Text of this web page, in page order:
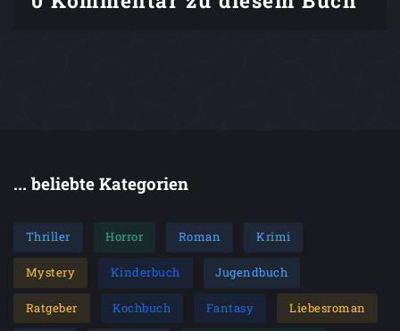
... beliebte Kategorien
Thriller Horror Roman Krimi
Mystery Kinderbuch Jugendbuch
Ratgeber Kochbuch Fantasy Liebesroman